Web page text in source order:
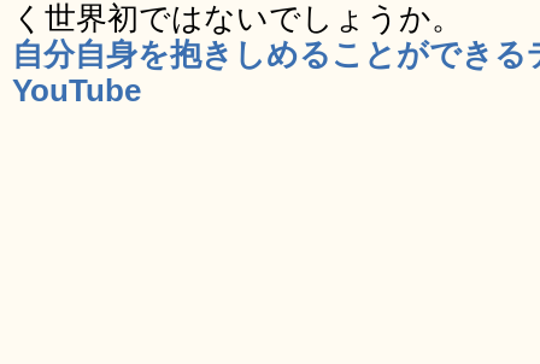
く世界初ではないでしょうか。
自分自身を抱きしめることができ
YouTube